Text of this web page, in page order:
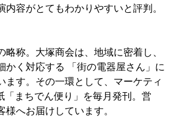
内容がとてもわかりやすいと評判。
略称。大塚商会は、地域に密着し、
かく対応する 「街の電器屋さん」に
ます。その一環として、マーケティ
「まちでん便り」を毎月発刊。営
様へお届けしています。